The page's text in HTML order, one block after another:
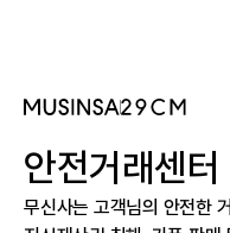
FAQ
안전거래센터
무신사는 고객님의 안전한